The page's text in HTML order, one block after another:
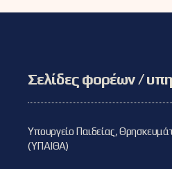
Σελίδες φορέων /
Υπουργείο Παιδείας,
(ΥΠΑΙΘΑ)